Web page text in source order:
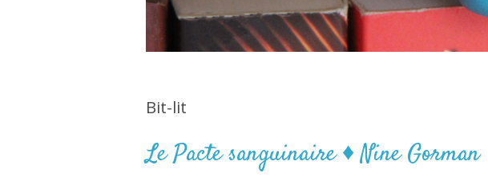
Bit-lit
Le Pacte sanguinaire ♦ Nine Gorman